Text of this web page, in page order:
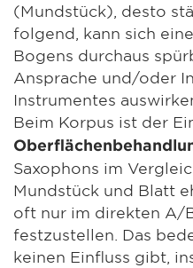
(Mundstück), desto
folgend, kann sich
Bogens durchaus
Ansprache und/oder
Instrumentes
Beim Korpus ist der
Saxophons im
Mundstück und Blatt
oft nur im direkten A/
festzustellen. Das
keinen Einfluss gibt,